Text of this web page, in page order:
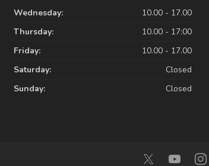
Wednesday:
10.00 - 17.00
Thursday:
10.00 - 17:00
Friday:
10.00 - 17.00
Saturday:
Closed
Sunday:
Closed